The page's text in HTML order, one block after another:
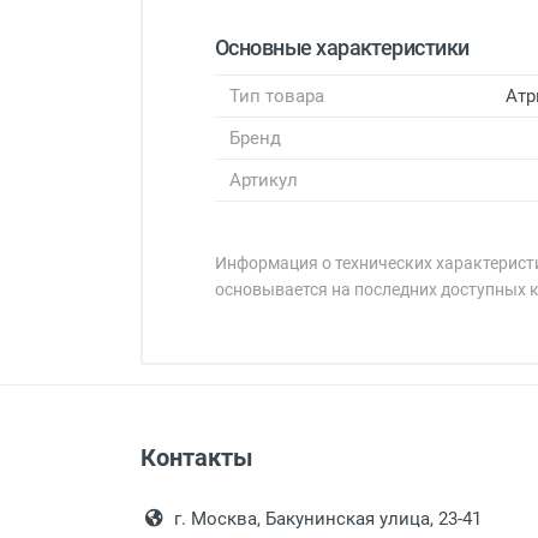
Основные характеристики
Тип товара
Бренд
Артикул
Информация о технических
основывается на последних доступных
Выдаем товар в рабочие
После того, как заказ
Контакты
г. Москва, Бакунинская улица, 23-41